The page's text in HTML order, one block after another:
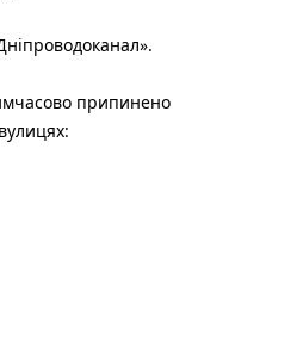
припинено